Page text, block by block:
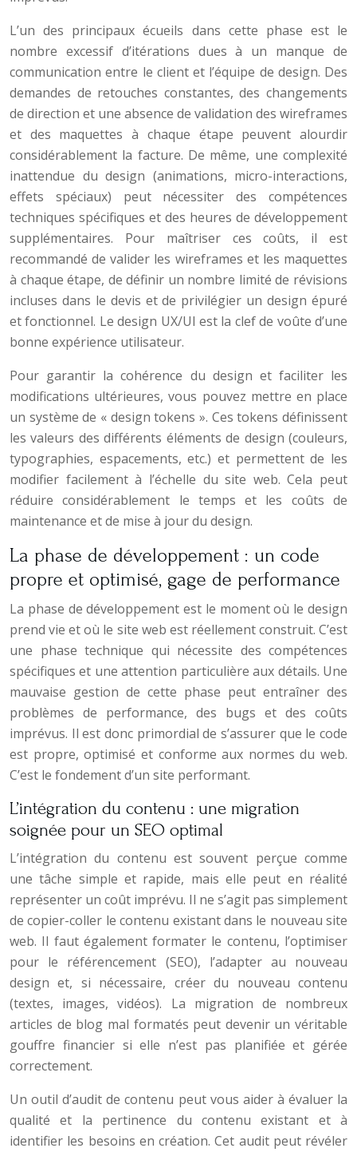
L’un des principaux écueils dans cette phase est le
nombre excessif d’itérations dues à un manque de
communication entre le client et l’équipe de design. Des
demandes de retouches constantes, des changements
de direction et une absence de validation des wireframes
et des maquettes à chaque étape peuvent alourdir
considérablement la facture. De même, une complexité
inattendue du design (animations, micro-interactions,
effets spéciaux) peut nécessiter des compétences
techniques spécifiques et des heures de développement
supplémentaires. Pour maîtriser ces coûts, il est
recommandé de valider les wireframes et les maquettes
à chaque étape, de définir un nombre limité de révisions
incluses dans le devis et de privilégier un design épuré
et fonctionnel. Le design UX/UI est la clef de voûte d’une
bonne expérience utilisateur.
Pour garantir la cohérence du design et faciliter les
modifications ultérieures, vous pouvez mettre en place
un système de « design tokens ». Ces tokens définissent
les valeurs des différents éléments de design (couleurs,
typographies, espacements, etc.) et permettent de les
modifier facilement à l’échelle du site web. Cela peut
réduire considérablement le temps et les coûts de
maintenance et de mise à jour du design.
La phase de développement : un code
propre et optimisé, gage de performance
La phase de développement est le moment où le design
prend vie et où le site web est réellement construit. C’est
une phase technique qui nécessite des compétences
spécifiques et une attention particulière aux détails. Une
mauvaise gestion de cette phase peut entraîner des
problèmes de performance, des bugs et des coûts
imprévus. Il est donc primordial de s’assurer que le code
est propre, optimisé et conforme aux normes du web.
C’est le fondement d’un site performant.
L’intégration du contenu : une migration
soignée pour un SEO optimal
L’intégration du contenu est souvent perçue comme
une tâche simple et rapide, mais elle peut en réalité
représenter un coût imprévu. Il ne s’agit pas simplement
de copier-coller le contenu existant dans le nouveau site
web. Il faut également formater le contenu, l’optimiser
pour le référencement (SEO), l’adapter au nouveau
design et, si nécessaire, créer du nouveau contenu
(textes, images, vidéos). La migration de nombreux
articles de blog mal formatés peut devenir un véritable
gouffre financier si elle n’est pas planifiée et gérée
correctement.
Un outil d’audit de contenu peut vous aider à évaluer la
qualité et la pertinence du contenu existant et à
identifier les besoins en création. Cet audit peut révéler